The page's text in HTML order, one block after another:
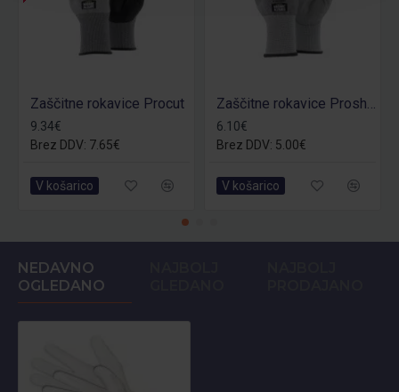
Zaščitne rokavice Procut
9.34€
Brez DDV: 7.65€
V košarico
Zaščitne rokavice Proshield
6.10€
Brez DDV: 5.00€
V košarico
NEDAVNO
OGLEDANO